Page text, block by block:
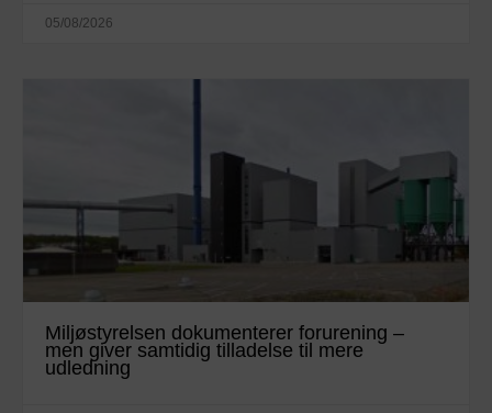
05/08/2026
Miljøstyrelsen dokumenterer forurening –
men giver samtidig tilladelse til mere
udledning